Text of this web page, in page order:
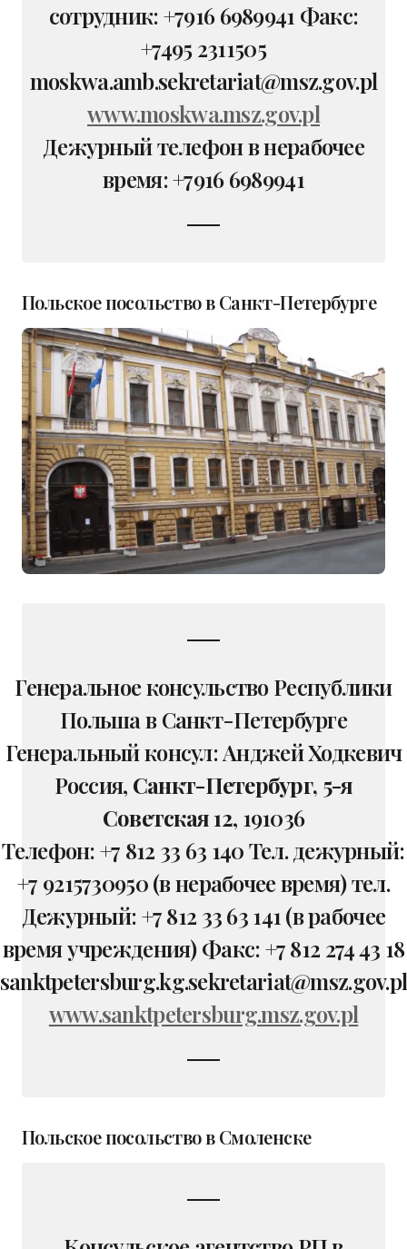
сотрудник: +7916 6989941 Факс:
+7495 2311505
moskwa.amb.sekretariat@msz.gov.pl
www.moskwa.msz.gov.pl
Дежурный телефон в нерабочее
время: +7916 6989941
Польское посольство в Санкт-Петербурге
Генеральное консульство Республики
Польша в Санкт-Петербурге
Генеральный консул: Анджей Ходкевич
Россия, Санкт-Петербург, 5-я
Советская 12, 191036
Телефон: +7 812 33 63 140 Тел. дежурный:
+7 9215730950 (в нерабочее время) тел.
Дежурный: +7 812 33 63 141 (в рабочее
время учреждения) Факс: +7 812 274 43 18
sanktpetersburg.kg.sekretariat@msz.gov.pl
www.sanktpetersburg.msz.gov.pl
Польское посольство в Смоленске